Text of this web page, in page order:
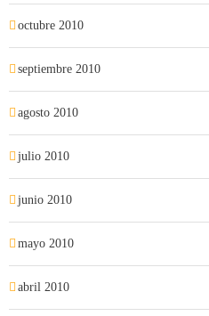
octubre 2010
septiembre 2010
agosto 2010
julio 2010
junio 2010
mayo 2010
abril 2010